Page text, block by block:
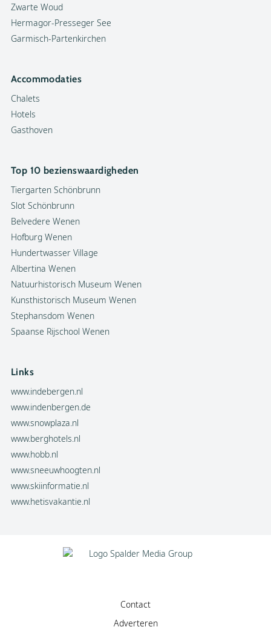
Zwarte Woud
Hermagor-Presseger See
Garmisch-Partenkirchen
Accommodaties
Chalets
Hotels
Gasthoven
Top 10 bezienswaardigheden
Tiergarten Schönbrunn
Slot Schönbrunn
Belvedere Wenen
Hofburg Wenen
Hundertwasser Village
Albertina Wenen
Natuurhistorisch Museum Wenen
Kunsthistorisch Museum Wenen
Stephansdom Wenen
Spaanse Rijschool Wenen
Links
www.indebergen.nl
www.indenbergen.de
www.snowplaza.nl
www.berghotels.nl
www.hobb.nl
www.sneeuwhoogten.nl
www.skiinformatie.nl
www.hetisvakantie.nl
Contact
Adverteren